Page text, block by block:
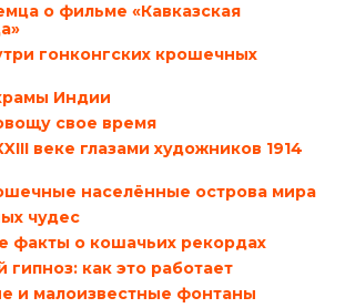
о фильме «Кавказская
гонконгских крошечных
Индии
свое время
веке глазами художников 1914
населённые острова мира
чудес
факты о кошачьих рекордах
гипноз: как это работает
и малоизвестные фонтаны